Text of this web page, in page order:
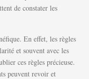
de constater les
En effet, les règles
et souvent avec les
ces règles précieuse.
peuvent revoir et